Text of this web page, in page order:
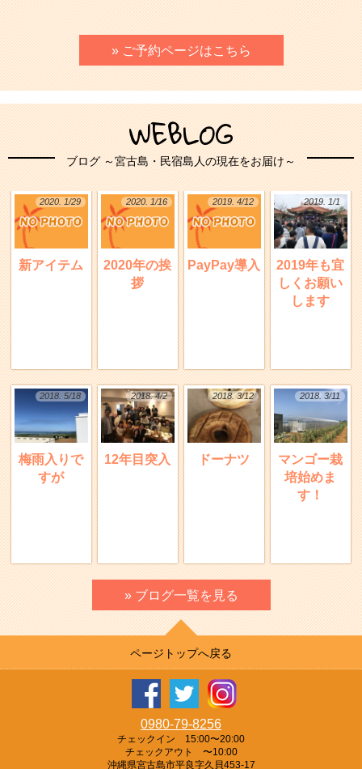
» ご予約ページはこちら
WEBLOG
ブログ ～宮古島・民宿島人の現在をお届け～
2020. 1/29
新アイテム
2020. 1/16
2020年の挨
拶
2019. 4/12
PayPay導入
2019. 1/1
2019年も宜
しくお願い
します
2018. 5/18
梅雨入りで
すが
2018. 4/2
12年目突入
2018. 3/12
ドーナツ
2018. 3/11
マンゴー栽
培始めま
す！
» ブログ一覧を見る
ページトップへ戻る
0980-79-8256
チェックイン 15:00〜20:00
チェックアウト 〜10:00
沖縄県宮古島市平良字久貝453-17